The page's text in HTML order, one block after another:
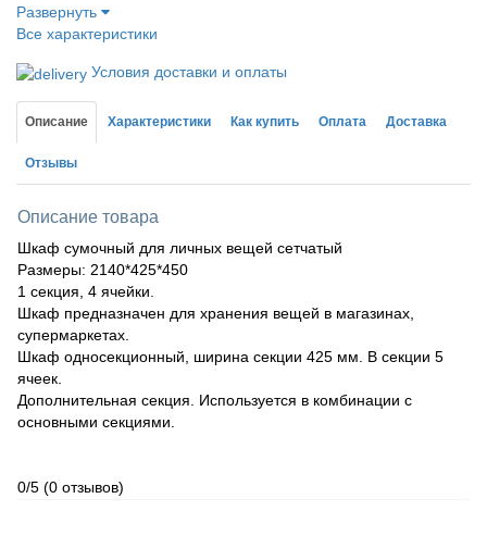
Развернуть
Все характеристики
Условия доставки и оплаты
Описание Характеристики Как купить Оплата Доставка
Отзывы
Описание товара
Шкаф сумочный для личных вещей сетчатый
Размеры: 2140*425*450
1 секция, 4 ячейки.
Шкаф предназначен для хранения вещей в магазинах,
супермаркетах.
Шкаф односекционный, ширина секции 425 мм. В секции 5
ячеек.
Дополнительная секция. Используется в комбинации с
основными секциями.
0/5 (0 отзывов)